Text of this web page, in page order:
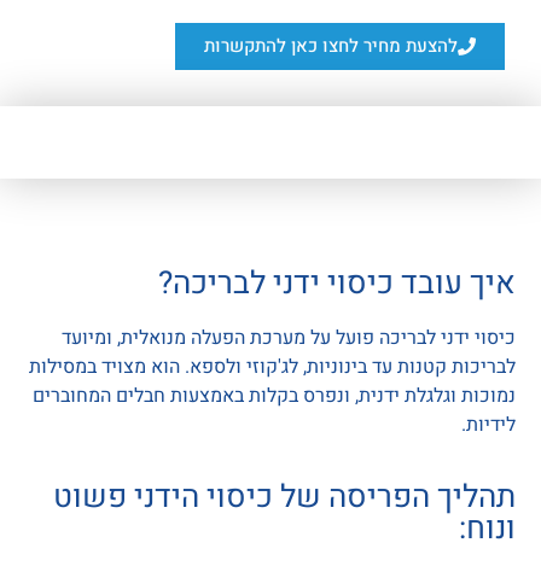
להצעת מחיר לחצו כאן להתקשרות
איך עובד כיסוי ידני לבריכה?
כיסוי ידני לבריכה פועל על מערכת הפעלה מנואלית, ומיועד
לבריכות קטנות עד בינוניות, לג'קוזי ולספא. הוא מצויד במסילות
נמוכות וגלגלת ידנית, ונפרס בקלות באמצעות חבלים המחוברים
לידיות.
תהליך הפריסה של כיסוי הידני פשוט
ונוח: